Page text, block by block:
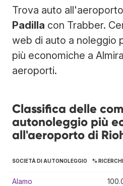
Trova auto
Padilla con Trabber.
web di auto a noleggio
più economiche a
aeroporti.
Classifica delle
autonoleggio più
all'aeroporto di
SOCIETÀ DI AUTONOLEGGIO %
Alamo